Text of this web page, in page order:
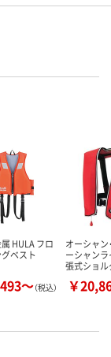
HULA フロ
ベスト
～（税込）
オーシャン
ーシャン
張式ショ
￥